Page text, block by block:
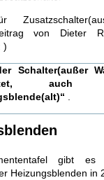
von Dieter
)
Schalter(außer
gibt es
Heizungsblenden in